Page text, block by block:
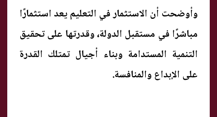
وأوضحت أن الاستثمار في التعليم يعد استثمارًا
مباشرًا في مستقبل الدولة، وقدرتها على تحقيق
التنمية المستدامة وبناء أجيال تمتلك القدرة
على الإبداع والمنافسة.